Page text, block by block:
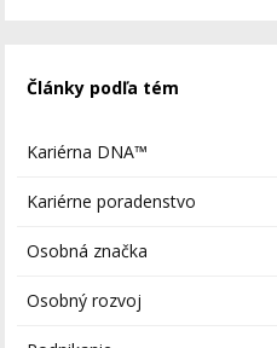
Články podľa tém
Kariérna DNA™
Kariérne poradenstvo
Osobná značka
Osobný rozvoj